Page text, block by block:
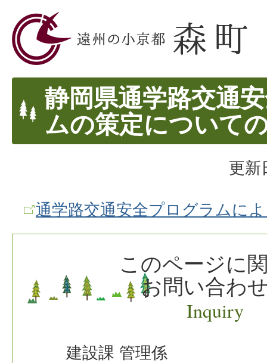
静岡県通学路交通
ムの策定について
更新
通学路交通安全プログラムに
このページに
お問い合わ
Inquiry
建設課 管理係